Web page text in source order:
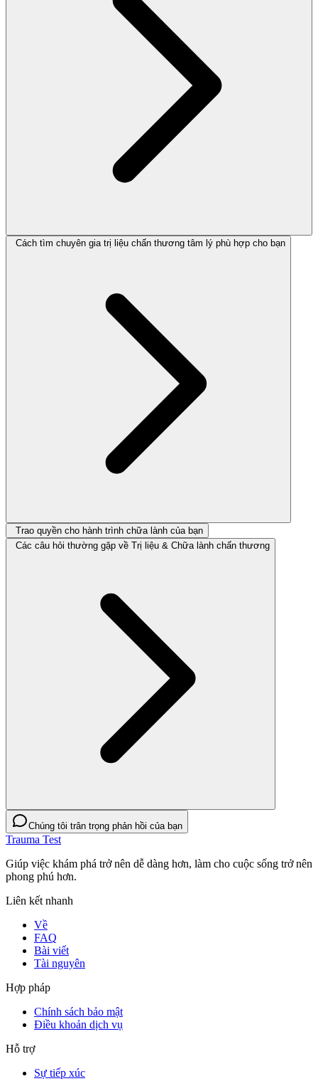
Cách tìm chuyên gia trị liệu chấn thương tâm lý phù hợp cho bạn
Trao quyền cho hành trình chữa lành của bạn
Các câu hỏi thường gặp về Trị liệu & Chữa lành chấn thương
Chúng tôi trân trọng phản hồi của bạn
Trauma Test
Giúp việc khám phá trở nên dễ dàng hơn, làm cho cuộc sống trở nên
phong phú hơn.
Liên kết nhanh
Về
FAQ
Bài viết
Tài nguyên
Hợp pháp
Chính sách bảo mật
Điều khoản dịch vụ
Hỗ trợ
Sự tiếp xúc